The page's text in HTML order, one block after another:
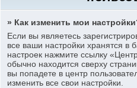
» Как изменить мои
Если вы являетесь
все ваши настройки хранятся в
настроек нажмите ссылку
обычно находится сверху
вы попадете в центр
изменить все свои настройки.